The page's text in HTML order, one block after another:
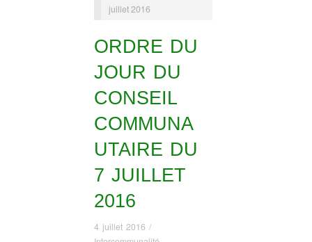
juillet 2016
ORDRE DU
JOUR DU
CONSEIL
COMMUNA
UTAIRE DU
7 JUILLET
2016
4 juillet 2016 /